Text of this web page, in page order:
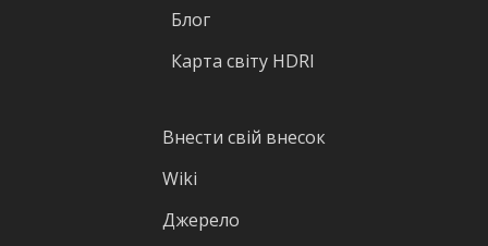
Блог
Карта світу HDRI
Внести свій внесок
Wiki
Джерело